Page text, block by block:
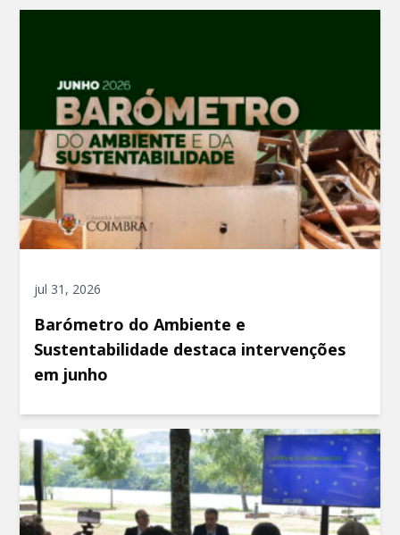
jul 31, 2026
Barómetro do Ambiente e
Sustentabilidade destaca intervenções
em junho